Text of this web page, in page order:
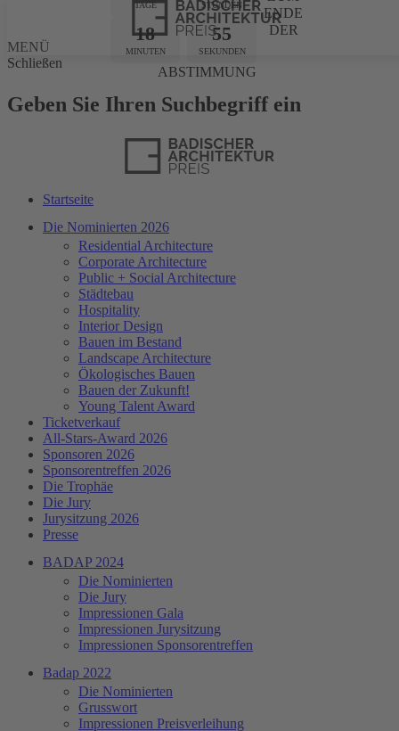
TAGE STUNDEN
18
MINUTEN
55
SEKUNDEN
ENDE
DER
ABSTIMMUNG
MENÜ
Schließen
Geben Sie Ihren Suchbegriff ein
Startseite
Die Nominierten 2026
Residential Architecture
Corporate Architecture
Public + Social Architecture
Städtebau
Hospitality
Interior Design
Bauen im Bestand
Landscape Architecture
Ökologisches Bauen
Bauen der Zukunft!
Young Talent Award
Ticketverkauf
All-Stars-Award 2026
Sponsoren 2026
Sponsorentreffen 2026
Die Trophäe
Die Jury
Jurysitzung 2026
Presse
BADAP 2024
Die Nominierten
Die Jury
Impressionen Gala
Impressionen Jurysitzung
Impressionen Sponsorentreffen
Badap 2022
Die Nominierten
Grusswort
Impressionen Preisverleihung